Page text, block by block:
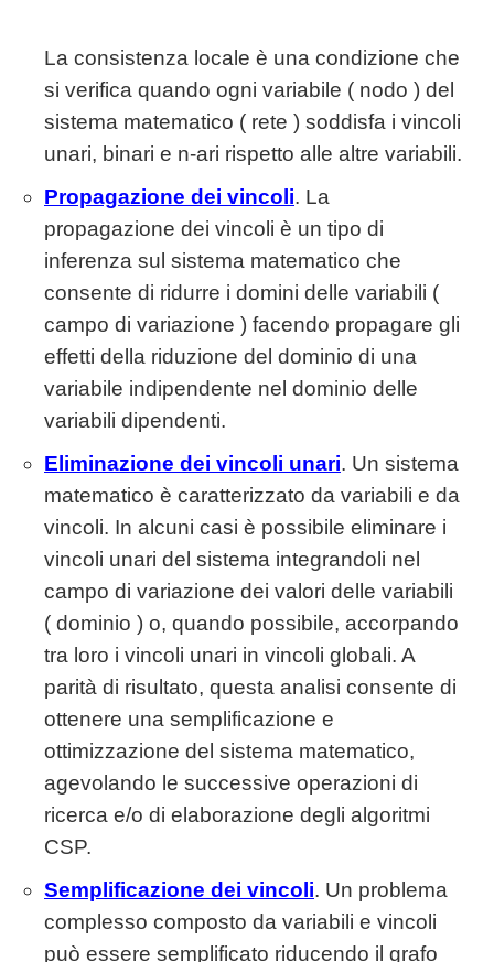
La consistenza locale è una condizione che
si verifica quando ogni variabile ( nodo ) del
sistema matematico ( rete ) soddisfa i vincoli
unari, binari e n-ari rispetto alle altre variabili.
Propagazione dei vincoli. La
propagazione dei vincoli è un tipo di
inferenza sul sistema matematico che
consente di ridurre i domini delle variabili (
campo di variazione ) facendo propagare gli
effetti della riduzione del dominio di una
variabile indipendente nel dominio delle
variabili dipendenti.
Eliminazione dei vincoli unari. Un sistema
matematico è caratterizzato da variabili e da
vincoli. In alcuni casi è possibile eliminare i
vincoli unari del sistema integrandoli nel
campo di variazione dei valori delle variabili
( dominio ) o, quando possibile, accorpando
tra loro i vincoli unari in vincoli globali. A
parità di risultato, questa analisi consente di
ottenere una semplificazione e
ottimizzazione del sistema matematico,
agevolando le successive operazioni di
ricerca e/o di elaborazione degli algoritmi
CSP.
Semplificazione dei vincoli. Un problema
complesso composto da variabili e vincoli
può essere semplificato riducendo il grafo